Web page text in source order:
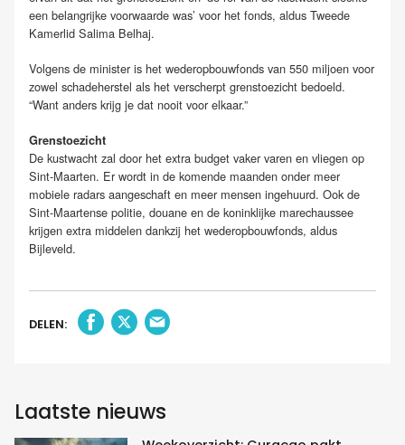
een belangrijke voorwaarde was’ voor het fonds, aldus Tweede
Kamerlid Salima Belhaj.
Volgens de minister is het wederopbouwfonds van 550 miljoen voor
zowel schadeherstel als het verscherpt grenstoezicht bedoeld.
“Want anders krijg je dat nooit voor elkaar.”
Grenstoezicht
De kustwacht zal door het extra budget vaker varen en vliegen op
Sint-Maarten. Er wordt in de komende maanden onder meer
mobiele radars aangeschaft en meer mensen ingehuurd. Ook de
Sint-Maartense politie, douane en de koninklijke marechaussee
krijgen extra middelen dankzij het wederopbouwfonds, aldus
Bijleveld.
DELEN:
Laatste nieuws